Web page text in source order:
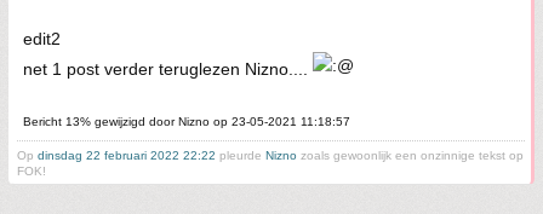
edit2
net 1 post verder teruglezen Nizno....
Bericht 13% gewijzigd door Nizno op 23-05-2021 11:18:57
Op dinsdag 22 februari 2022 22:22 pleurde Nizno zoals gewoonlijk een onzinnige tekst op
FOK!